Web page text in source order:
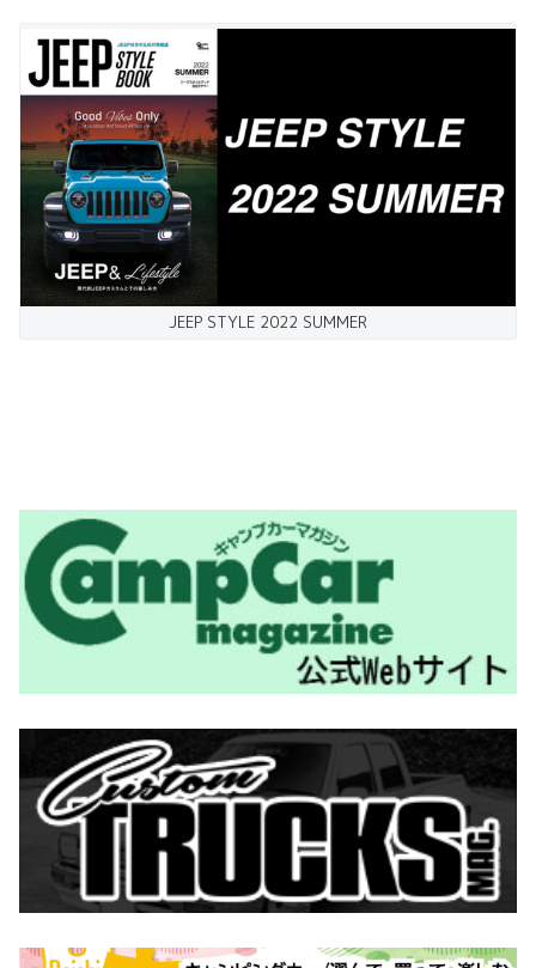
JEEP STYLE 2022 SUMMER